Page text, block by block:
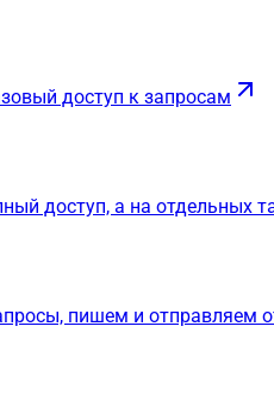
доступ к запросам
доступ, а на отдельных
пишем и отправляем